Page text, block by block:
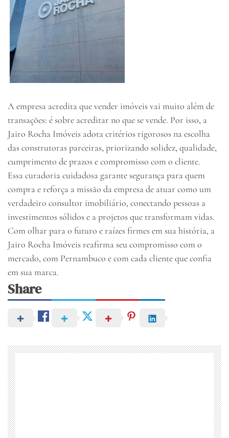
A empresa acredita que vender imóveis vai muito além de
transações: é sobre acreditar no que se vende. Por isso, a
Jairo Rocha Imóveis adota critérios rigorosos na escolha
das construtoras parceiras, priorizando solidez, qualidade,
cumprimento de prazos e compromisso com o cliente.
Essa curadoria cuidadosa garante segurança para quem
compra e reforça a missão da empresa de atuar como um
verdadeiro consultor imobiliário, conectando pessoas a
investimentos sólidos e a projetos que transformam vidas.
Com olhar para o futuro e raízes firmes em sua história, a
Jairo Rocha Imóveis reafirma seu compromisso com o
mercado, com Pernambuco e com cada cliente que confia
em sua marca.
Share